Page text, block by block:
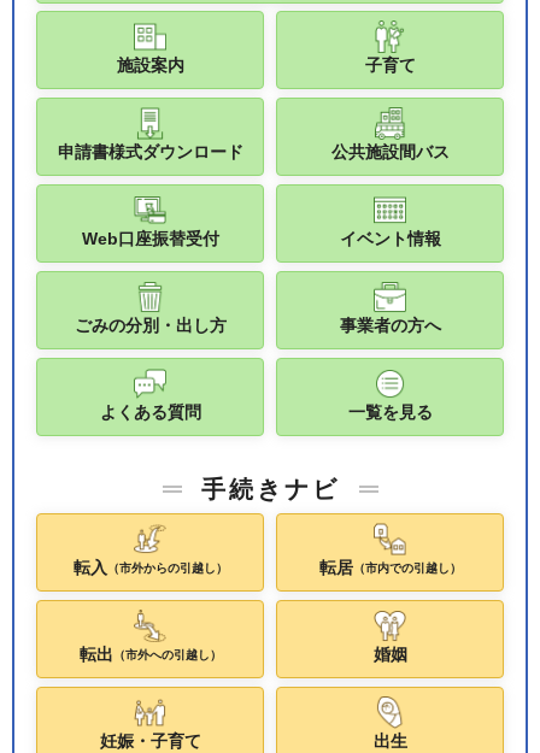
施設案内 子育て
申請書様式ダウンロード 公共施設間バス
Web口座振替受付 イベント情報
ごみの分別・出し方 事業者の方へ
よくある質問 一覧を見る
手続きナビ
転入 （市外からの引越し） 転居（市内での引越し）
転出 （市外への引越し） 婚姻
妊娠・子育て 出生